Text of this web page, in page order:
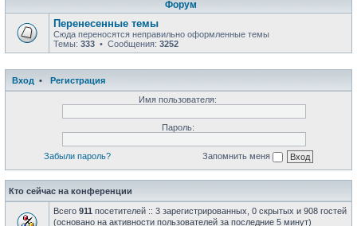
Форум
Перенесенные темы
Сюда переносятся неправильно оформленные темы
Темы: 333 • Сообщения: 3252
Вход •
Регистрация
Имя пользователя:
Пароль:
Забыли пароль? Запомнить меня
Кто сейчас на конференции
Всего 911 посетителей :: 3 зарегистрированных, 0 скрытых и 908 гостей
(основано на активности пользователей за последние 5 минут)